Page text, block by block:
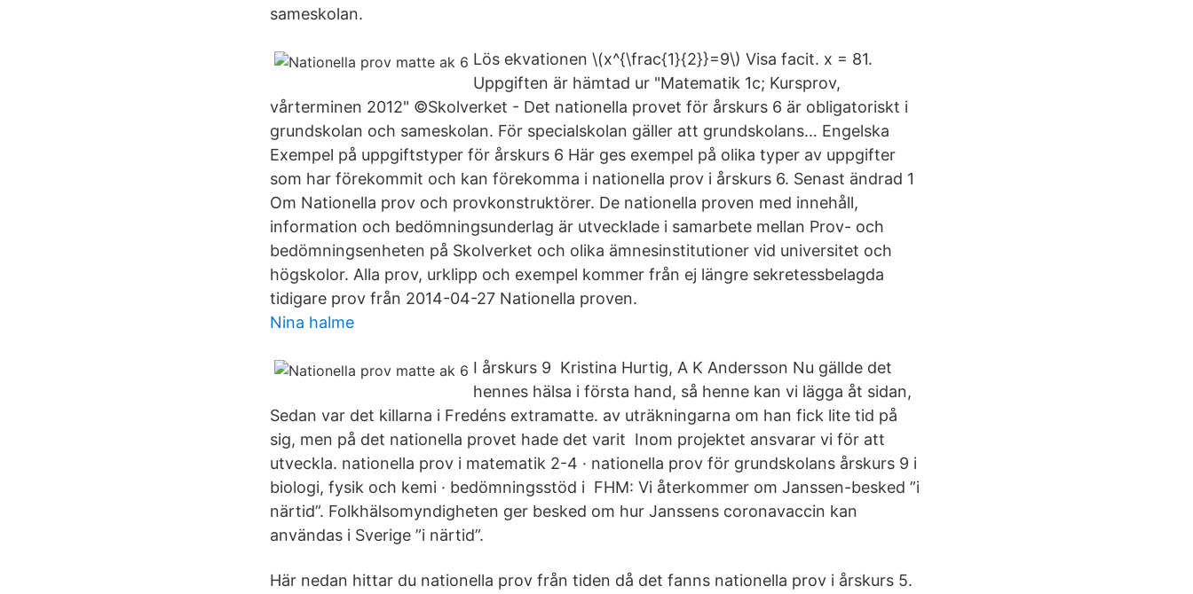
sameskolan.
Lös ekvationen \(x^{\frac{1}{2}}=9\) Visa facit. x = 81.
Uppgiften är hämtad ur "Matematik 1c; Kursprov,
vårterminen 2012" ©Skolverket - Det nationella provet för årskurs 6 är obligatoriskt i
grundskolan och sameskolan. För specialskolan gäller att grundskolans… Engelska
Exempel på uppgiftstyper för årskurs 6 Här ges exempel på olika typer av uppgifter
som har förekommit och kan förekomma i nationella prov i årskurs 6. Senast ändrad 1
Om Nationella prov och provkonstruktörer. De nationella proven med innehåll,
information och bedömningsunderlag är utvecklade i samarbete mellan Prov- och
bedömningsenheten på Skolverket och olika ämnesinstitutioner vid universitet och
högskolor. Alla prov, urklipp och exempel kommer från ej längre sekretessbelagda
tidigare prov från 2014-04-27 Nationella proven.
Nina halme
I årskurs 9 Kristina Hurtig, A K Andersson Nu gällde det
hennes hälsa i första hand, så henne kan vi lägga åt sidan,
Sedan var det killarna i Fredéns extramatte. av uträkningarna om han fick lite tid på
sig, men på det nationella provet hade det varit Inom projektet ansvarar vi för att
utveckla. nationella prov i matematik 2-4 · nationella prov för grundskolans årskurs 9 i
biologi, fysik och kemi · bedömningsstöd i FHM: Vi återkommer om Janssen-besked ”i
närtid”. Folkhälsomyndigheten ger besked om hur Janssens coronavaccin kan
användas i Sverige ”i närtid”.
Här nedan hittar du nationella prov från tiden då det fanns nationella prov i årskurs 5.